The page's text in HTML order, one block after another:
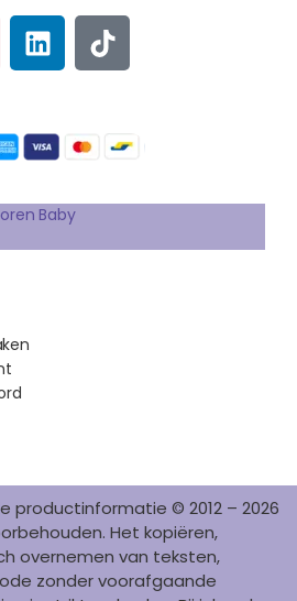
L
I
N
E
D
I
N
T
I
K
O
K
Baby
productinformatie © 2012 – 2026
Het kopiëren,
overnemen van teksten,
zonder voorafgaande